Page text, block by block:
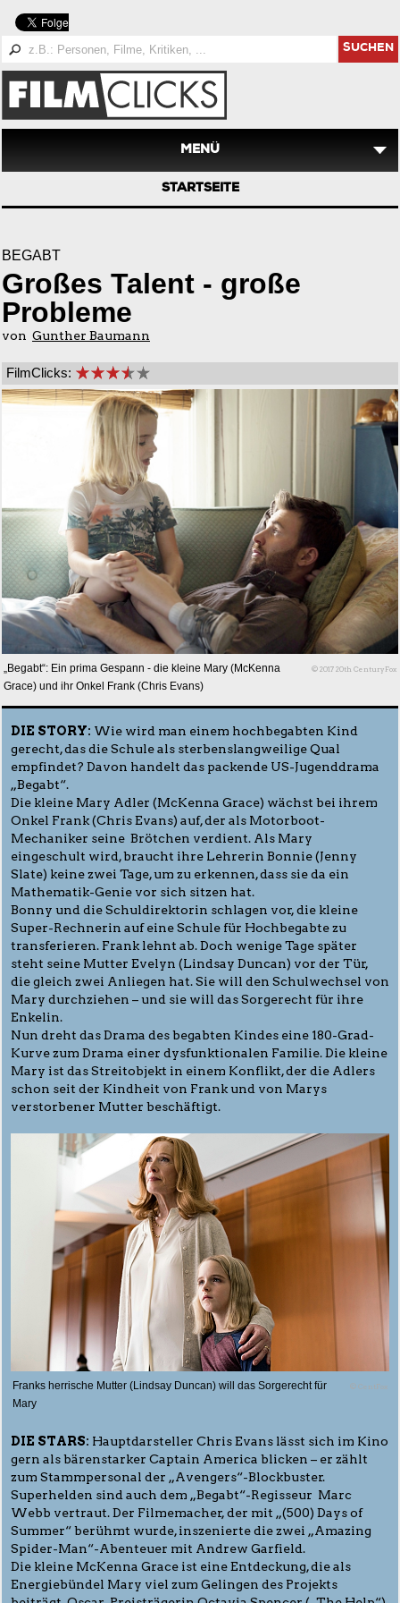
SUCHEN
MENÜ
STARTSEITE
BEGABT
Großes Talent - große
Probleme
von Gunther Baumann
FilmClicks:
„Begabt“: Ein prima Gespann - die kleine Mary (McKenna
Grace) und ihr Onkel Frank (Chris Evans)
© 2017 20th CenturyFox
DIE STORY: Wie wird man einem hochbegabten Kind
gerecht, das die Schule als sterbenslangweilige Qual
empfindet? Davon handelt das packende US-Jugenddrama
„Begabt“.
Die kleine Mary Adler (McKenna Grace) wächst bei ihrem
Onkel Frank (Chris Evans) auf, der als Motorboot-
Mechaniker seine Brötchen verdient. Als Mary
eingeschult wird, braucht ihre Lehrerin Bonnie (Jenny
Slate) keine zwei Tage, um zu erkennen, dass sie da ein
Mathematik-Genie vor sich sitzen hat.
Bonny und die Schuldirektorin schlagen vor, die kleine
Super-Rechnerin auf eine Schule für Hochbegabte zu
transferieren. Frank lehnt ab. Doch wenige Tage später
steht seine Mutter Evelyn (Lindsay Duncan) vor der Tür,
die gleich zwei Anliegen hat. Sie will den Schulwechsel von
Mary durchziehen – und sie will das Sorgerecht für ihre
Enkelin.
Nun dreht das Drama des begabten Kindes eine 180-Grad-
Kurve zum Drama einer dysfunktionalen Familie. Die kleine
Mary ist das Streitobjekt in einem Konflikt, der die Adlers
schon seit der Kindheit von Frank und von Marys
verstorbener Mutter beschäftigt.
Franks herrische Mutter (Lindsay Duncan) will das Sorgerecht für
Mary
© CentFox
DIE STARS: Hauptdarsteller Chris Evans lässt sich im Kino
gern als bärenstarker Captain America blicken – er zählt
zum Stammpersonal der „Avengers“-Blockbuster.
Superhelden sind auch dem „Begabt“-Regisseur Marc
Webb vertraut. Der Filmemacher, der mit „(500) Days of
Summer“ berühmt wurde, inszenierte die zwei „Amazing
Spider-Man“-Abenteuer mit Andrew Garfield.
Die kleine McKenna Grace ist eine Entdeckung, die als
Energiebündel Mary viel zum Gelingen des Projekts